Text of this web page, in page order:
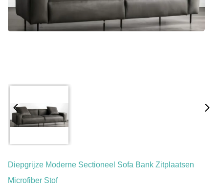
Diepgrijze Moderne Sectioneel Sofa Bank Zitplaatsen
Microfiber Stof